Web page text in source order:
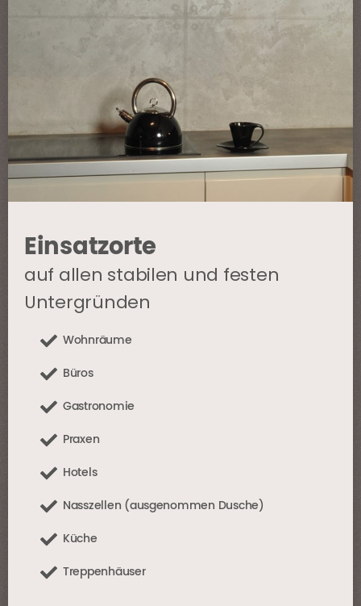
Einsatzorte
auf allen stabilen und festen
Untergründen
Wohnräume
Büros
Gastronomie
Praxen
Hotels
Nasszellen (ausgenommen Dusche )
Küche
Treppenhäuser